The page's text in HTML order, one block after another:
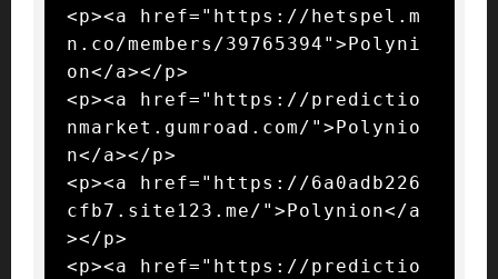
<p><a href="https://hetspel.m
n.co/members/39765394">Polyni
on</a></p>
<p><a href="https://predictio
nmarket.gumroad.com/">Polynio
n</a></p>
<p><a href="https://6a0adb226
cfb7.site123.me/">Polynion</a
></p>
<p><a href="https://predictio